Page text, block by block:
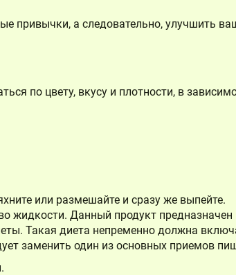
привычки, а следовательно, улучшить
по цвету, вкусу и плотности, в
или размешайте и сразу же выпейте.
жидкости. Данный продукт предназначен
Такая диета непременно должна
заменить один из основных приемов